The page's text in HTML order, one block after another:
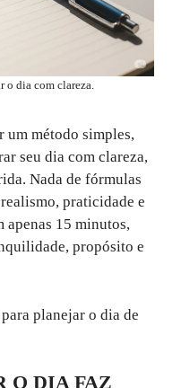
o dia com clareza.
um método simples,
seu dia com clareza,
Nada de fórmulas
praticidade e
apenas 15 minutos,
propósito e
planejar o dia de
O DIA FAZ